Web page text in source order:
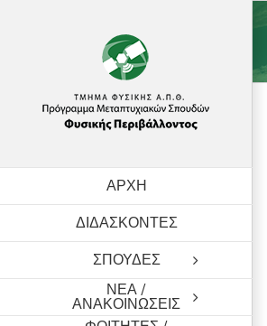
ΑΡΧΗ
ΔΙΔΑΣΚΟΝΤΕΣ
ΣΠΟΥΔΕΣ
ΝΕΑ /
ΑΝΑΚΟΙΝΩΣΕΙΣ